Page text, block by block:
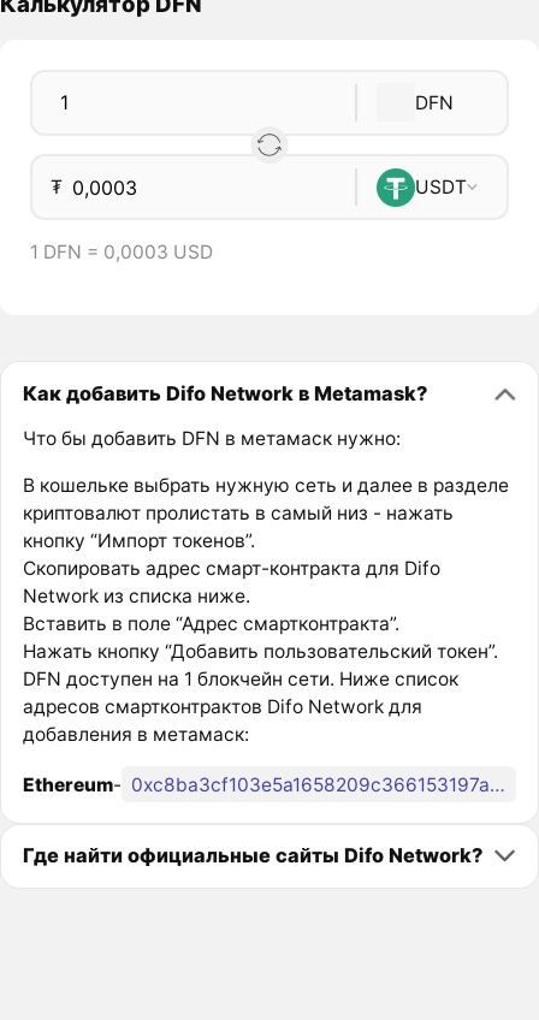
DFN
₮ USDT
1 DFN = 0,0003 USD
Как добавить Difo Network в Metamask?
Что бы добавить DFN в метамаск нужно:
В кошельке выбрать нужную сеть и далее в разделе
криптовалют пролистать в самый низ - нажать
кнопку “Импорт токенов”.
Скопировать адрес смарт-контракта для Difo
Network из списка ниже.
Вставить в поле “Адрес смартконтракта”.
Нажать кнопку “Добавить пользовательский токен”.
DFN доступен на 1 блокчейн сети. Ниже список
адресов смартконтрактов Difo Network для
добавления в метамаск:
Ethereum- 0xc8ba3cf103e5a1658209c366153197ac7fa9c9b1
Где найти официальные сайты Difo Network?